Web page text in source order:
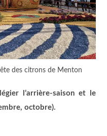
des citrons de Menton
l’arrière-saison et le
octobre).